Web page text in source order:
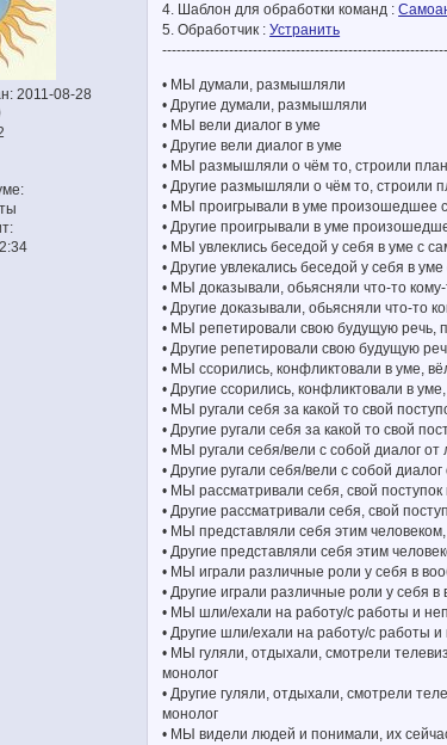
: 2011-08-28
4. Шаблон для обработки команд :
5. Обработчик :Устранить
• МЫ думали, размышляли
• Другие думали, размышляли
• МЫ вели диалог в уме
• Другие вели диалог в уме
• МЫ размышляли о чём то, строили
• Другие размышляли о чём то, строили
• МЫ проигрывали в уме произошедшее
• Другие проигрывали в уме
• МЫ увлеклись беседой у себя в уме с
• Другие увлекались беседой у себя в
• МЫ доказывали, обьясняли что-то
• Другие доказывали, обьясняли что-то
• МЫ репетировали свою будущую речь,
• Другие репетировали свою будущую
• МЫ ссорились, конфликтовали в уме,
• Другие ссорились, конфликтовали в
• МЫ ругали себя за какой то свой
• Другие ругали себя за какой то свой
• МЫ ругали себя/вели с собой диалог от
• Другие ругали себя/вели с собой
• МЫ рассматривали себя, свой поступок
• Другие рассматривали себя, свой
• МЫ представляли себя этим
• Другие представляли себя этим
• МЫ играли различные роли у себя в
• Другие играли различные роли у себя
• МЫ шли/ехали на работу/с работы и
• Другие шли/ехали на работу/с работы
• МЫ гуляли, отдыхали, смотрели
монолог
• Другие гуляли, отдыхали, смотрели
монолог
• МЫ видели людей и понимали, их